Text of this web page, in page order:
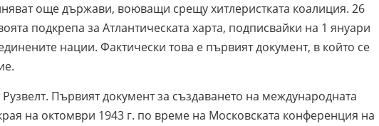
още държави, воюващи срещу хитлеристката коалиция. 26
подкрепа за Атлантическата харта, подписвайки на 1 януари
нации. Фактически това е първият документ, в който се
Първият документ за създаването на международната
на октомври 1943 г. по време на Московската конференция на